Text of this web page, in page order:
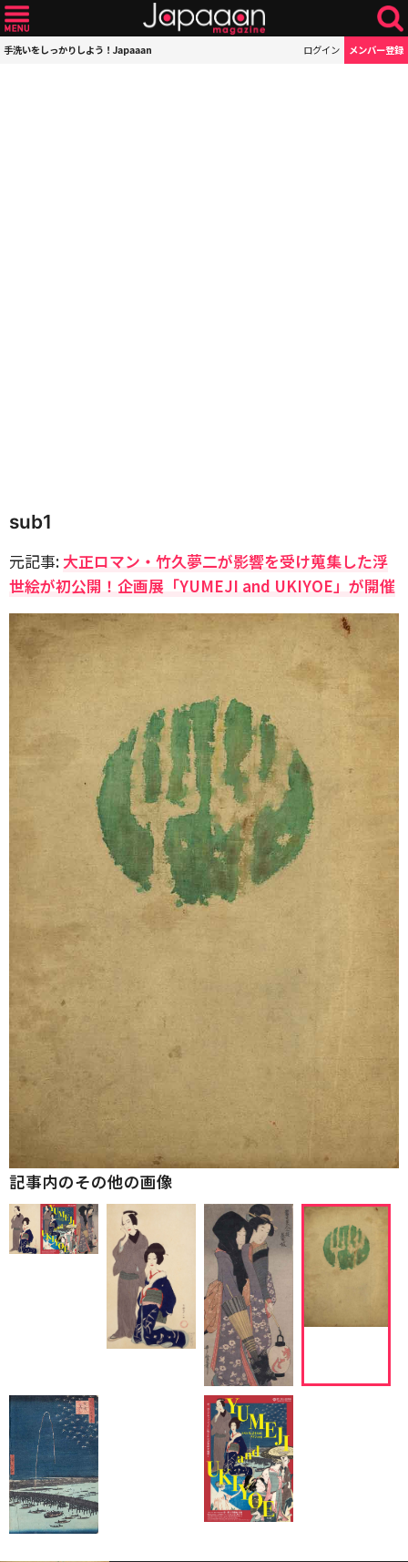
手洗いをしっかりしよう！Japaaan ログイン メンバー登録
sub1
元記事:大正ロマン・竹久夢二が影響を受け蒐集した浮
世絵が初公開！企画展「YUMEJI and UKIYOE」が開催
記事内のその他の画像